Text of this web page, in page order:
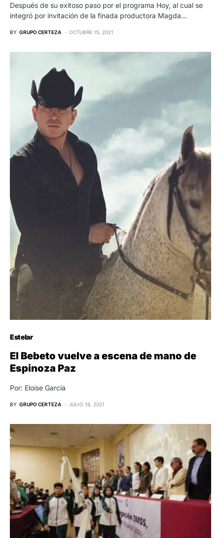
Después de su exitoso paso por el programa Hoy, al cual se
integró por invitación de la finada productora Magda…
BY GRUPO CERTEZA OCTUBRE 15, 2021
Estelar
El Bebeto vuelve a escena de mano de
Espinoza Paz
Por: Eloise García
BY GRUPO CERTEZA JULIO 16, 2021